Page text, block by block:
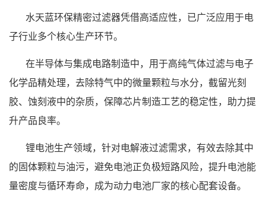
水天蓝环保精密过滤器凭借高适应性，已广泛应用于电
子行业多个核心生产环节。
在半导体与集成电路制造中，用于高纯气体过滤与电子
化学品精处理，去除特气中的微量颗粒与水分，截留光刻
胶、蚀刻液中的杂质，保障芯片制造工艺的稳定性，助力提
升产品良率。
锂电池生产领域，针对电解液过滤需求，有效去除其中
的固体颗粒与油污，避免电池正负极短路风险，提升电池能
量密度与循环寿命，成为动力电池厂家的核心配套设备。